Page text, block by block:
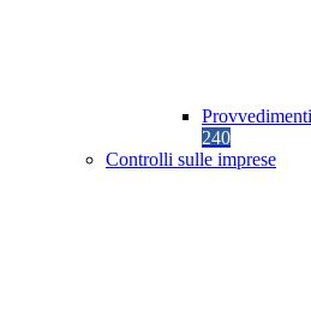
240
Controlli sulle imprese